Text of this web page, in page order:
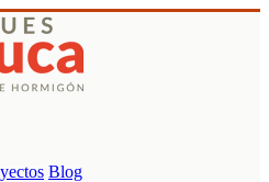
Blog